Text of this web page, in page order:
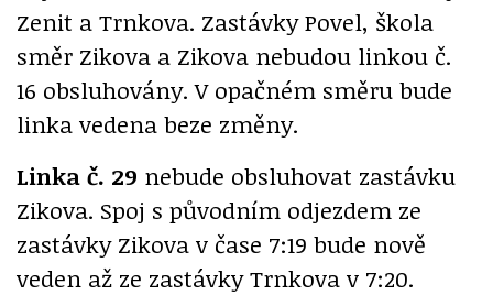
Zenit a Trnkova. Zastávky Povel, škola
směr Zikova a Zikova nebudou linkou č.
16 obsluhovány. V opačném směru bude
linka vedena beze změny.
Linka č. 29 nebude obsluhovat zastávku
Zikova. Spoj s původním odjezdem ze
zastávky Zikova v čase 7:19 bude nově
veden až ze zastávky Trnkova v 7:20.